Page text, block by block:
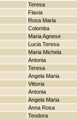
Teresa
Flavia
Rosa Maria
Colomba
Maria Agnese
Lucia Teresa
Maria Michela
Antonia
Teresa
Angela Maria
Vittoria
Antonia
Angela Maria
Anna Rosa
Teodora